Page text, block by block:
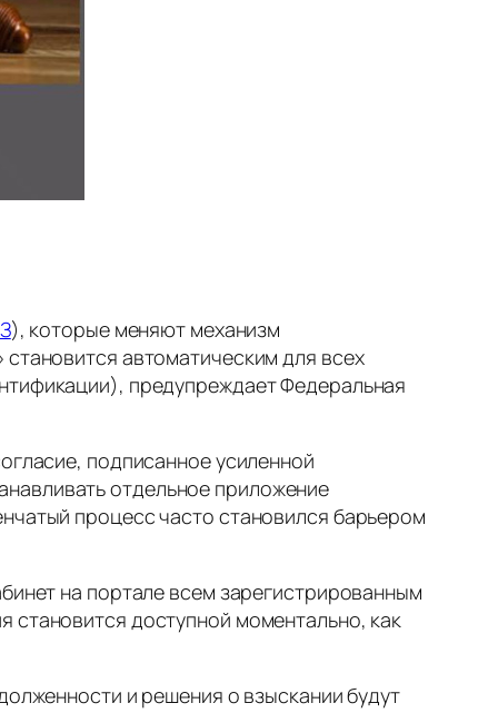
), которые меняют механизм
становится автоматическим для всех
предупреждает Федеральная
подписанное усиленной
отдельное приложение
процесс часто становился барьером
на портале всем зарегистрированным
доступной моментально, как
и решения о взыскании будут